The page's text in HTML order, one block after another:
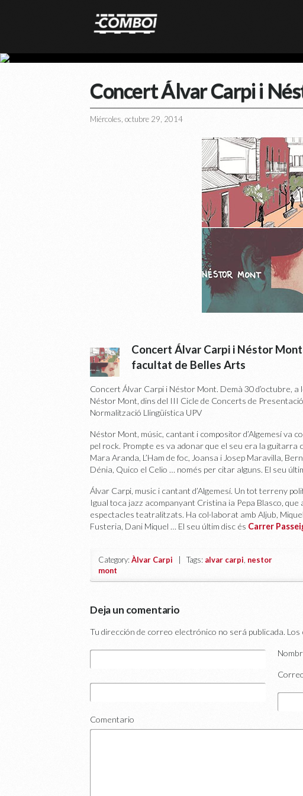
Concert Álvar Carpi i
Miércoles, octubre 29, 2014
Concert Álvar Carpi i Néstor
facultat de Belles Arts
Concert Álvar Carpi i Néstor Mont. Demà 30 d’octubre,
Néstor Mont, dins del III Cicle de Concerts de
Normalització Llingüística UPV
Néstor Mont, músic, cantant i compositor d’Algemesí va
pel rock. Prompte es va adonar que el seu era la
Mara Aranda, L’Ham de foc, Joansa i Josep Maravilla,
Dénia, Quico el Celio … només per citar alguns. El seu
Álvar Carpi, music i cantant d’Algemesí. Un tot terreny
Igual toca jazz acompanyant Cristina ia Pepa Blasco,
espectacles teatralitzats. Ha col·laborat amb Aljub,
Fusteria, Dani Miquel … El seu últim disc és Carrer
Category: Àlvar Carpi | Tags: alvar carpi nestor
mont
Deja un comentario
Tu dirección de correo electrónico no será publicada. Los
Comentario